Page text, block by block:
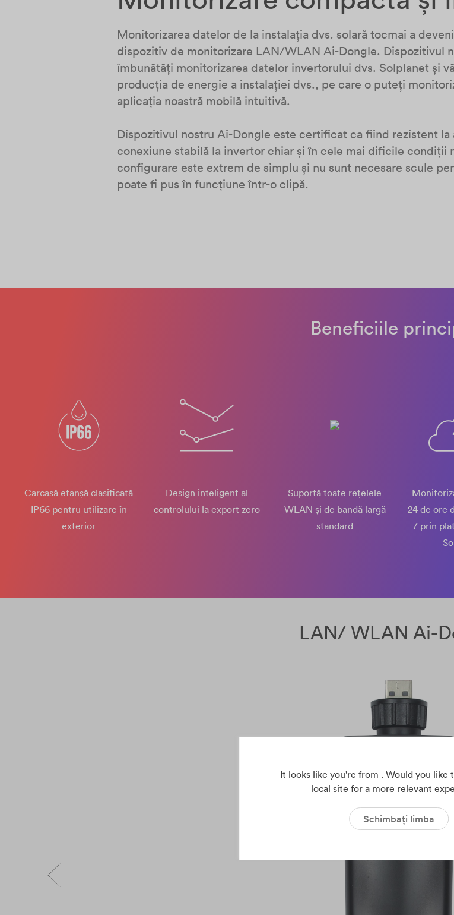
Monitorizarea datelor de la instalația dvs. solară tocmai a
dispozitiv de monitorizare LAN/WLAN Ai-Dongle. Dispozitivul
îmbunătăți monitorizarea datelor invertorului dvs. Solplanet și
producția de energie a instalației dvs., pe care o puteți
aplicația noastră mobilă intuitivă.
Dispozitivul nostru Ai-Dongle este certificat ca fiind rezistent
conexiune stabilă la invertor chiar și în cele mai dificile condiții
configurare este extrem de simplu și nu sunt necesare scule
poate fi pus în funcțiune într-o clipă.
Beneficiile
Carcasă etanșă clasificată
IP66 pentru utilizare în
exterior
Design inteligent al
controlului la export zero
Suportă toate rețelele
WLAN și de bandă largă
standard
24 de ore
7 prin
LAN/ WLAN Ai-
It looks like you're from . Would you like
local site for a more relevant
Schimbați limba